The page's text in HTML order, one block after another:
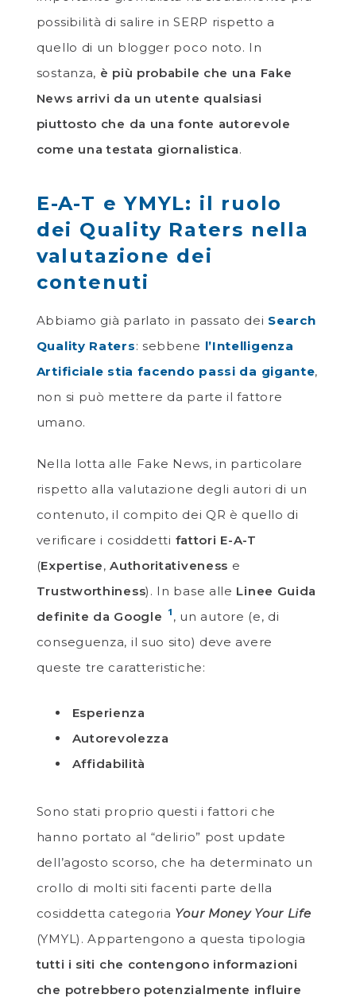
possibilità di salire in SERP rispetto a
quello di un blogger poco noto. In
sostanza, è più probabile che una Fake
News arrivi da un utente qualsiasi
piuttosto che da una fonte autorevole
come una testata giornalistica.
E-A-T e YMYL: il ruolo
dei Quality Raters nella
valutazione dei
contenuti
Abbiamo già parlato in passato dei Search
Quality Raters: sebbene l’Intelligenza
Artificiale stia facendo passi da gigante,
non si può mettere da parte il fattore
umano.
Nella lotta alle Fake News, in particolare
rispetto alla valutazione degli autori di un
contenuto, il compito dei QR è quello di
verificare i cosiddetti fattori E-A-T
(Expertise,Authoritativeness e
Trustworthiness). In base alle Linee Guida
definite da Google 1 , un autore (e, di
conseguenza, il suo sito) deve avere
queste tre caratteristiche:
Esperienza
Autorevolezza
Affidabilità
Sono stati proprio questi i fattori che
hanno portato al “delirio” post update
dell’agosto scorso, che ha determinato un
crollo di molti siti facenti parte della
cosiddetta categoria Your Money Your Life
(YMYL). Appartengono a questa tipologia
tutti i siti che contengono informazioni
che potrebbero potenzialmente influire